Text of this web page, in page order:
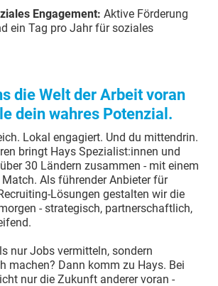
Engagement: Aktive Förderung
ein Tag pro Jahr für soziales
die Welt der Arbeit voran
dein wahres Potenzial.
Lokal engagiert. Und du mittendrin.
bringt Hays Spezialist:innen und
30 Ländern zusammen - mit einem
Als führender Anbieter für
Lösungen gestalten wir die
- strategisch, partnerschaftlich,
nur Jobs vermitteln, sondern
machen? Dann komm zu Hays. Bei
nur die Zukunft anderer voran -